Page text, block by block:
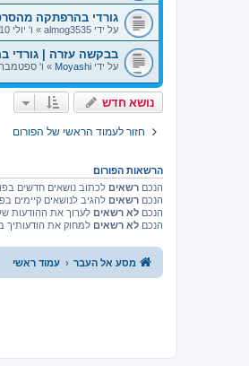
גורדי בהרפתקה
על ידי almog3535
» ו' יולי 10, 2026 9:34 pm
בבקשה עזרה | גורדי
על ידי Moyashi
» ו' ספטמבר 30, 2016 11:33 am
נושא חדש
חזור לעמוד הראשי של הפורום
הרשאות הפורום
הנכם רשאים לכתוב נושאים חדשים
הנכם רשאים להגיב לנושאים קיימים
הנכם לא רשאים לערוך את ההודעות
הנכם לא רשאים למחוק את הודעותיך
מסע אל העבר עמוד ראשי